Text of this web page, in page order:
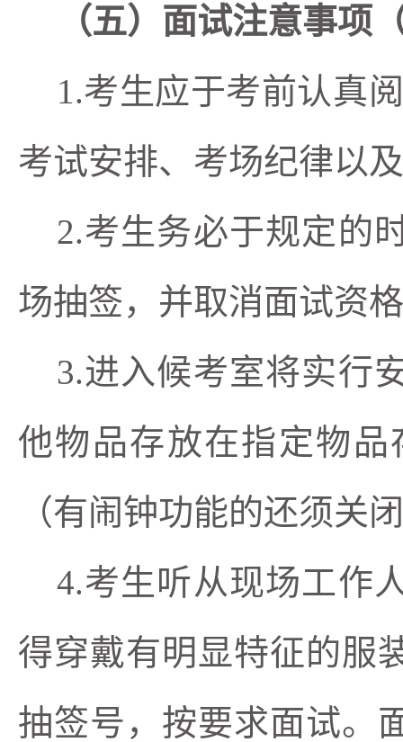
（五）面试注意事项
1.考生应于考前认真
考试安排、考场纪律以
2.考生务必于规定的
场抽签，并取消面试资
3.进入候考室将实行
他物品存放在指定物
（有闹钟功能的还须关
4.考生听从现场工作
得穿戴有明显特征的服
抽签号，按要求面试。